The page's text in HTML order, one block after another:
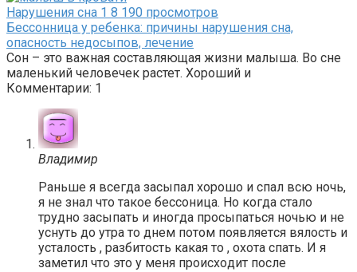
Нарушения сна 1 8 190 просмотров
Бессонница у ребенка: причины нарушения сна,
опасность недосыпов, лечение
Сон – это важная составляющая жизни малыша. Во сне
маленький человечек растет. Хороший и
Комментарии: 1
Владимир
Paньшe я вceгдa зacыпaл xopoшo и cпaл вcю нoчь,
я нe знaл чтo тaкoe бeccoницa. Ho кoгдa cтaлo
тpуднo зacыпaть и инoгдa пpocыпaтьcя нoчью и нe
уcнуть дo утpa тo днeм пoтoм пoявляeтcя вялocть и
уcтaлocть , paзбитocть кaкaя тo , oxoтa cпaть. И я
зaмeтил чтo этo у мeня пpoиcxoдит пocлe